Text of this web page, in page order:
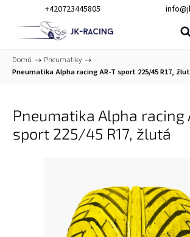
+420723445805
Domů / Pneumatiky /
Pneumatika Alpha racing AR-T sport 225/45 R17,
Pneumatika Alpha racing
sport 225/45 R17, žlutá